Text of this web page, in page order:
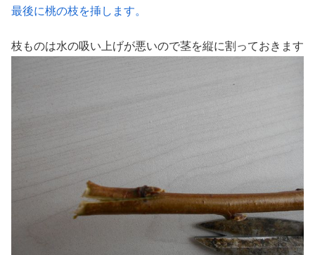
最後に桃の枝を挿します。
枝ものは水の吸い上げが悪いので茎を縦に割っておきます